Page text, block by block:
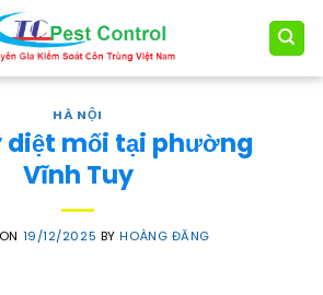
HÀ NỘI
diệt mối tại phường
Vĩnh Tuy
19/12/2025 BYHOÀNG ĐĂNG